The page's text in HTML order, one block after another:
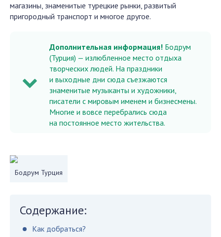
магазины, знаменитые турецкие рынки, развитый
пригородный транспорт и многое другое.
Дополнительная информация! Бодрум
(Турция) — излюбленное место отдыха
творческих людей. На праздники
и выходные дни сюда съезжаются
знаменитые музыканты и художники,
писатели с мировым именем и бизнесмены.
Многие и вовсе перебрались сюда
на постоянное место жительства.
Бодрум Турция
Содержание:
Как добраться?